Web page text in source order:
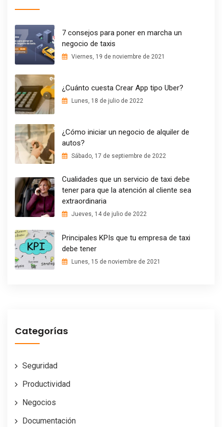
7 consejos para poner en marcha un
negocio de taxis
Viernes, 19 de noviembre de 2021
¿Cuánto cuesta Crear App tipo Uber?
Lunes, 18 de julio de 2022
¿Cómo iniciar un negocio de alquiler de
autos?
Sábado, 17 de septiembre de 2022
Cualidades que un servicio de taxi debe
tener para que la atención al cliente sea
extraordinaria
Jueves, 14 de julio de 2022
Principales KPIs que tu empresa de taxi
debe tener
Lunes, 15 de noviembre de 2021
Categorías
Seguridad
Productividad
Negocios
Documentación